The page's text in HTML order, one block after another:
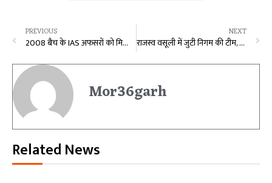
PREVIOUS
2008 बैच के IAS अफसरों को मिला प्रमोशन, 8 अफसरों को मिली पदोन्नति
NEXT
राजस्व वसूली में जुटी निगम की टीम, बड़े बकायादारों को थमा रही कुर्की वारंट…
Mor36garh
Related News